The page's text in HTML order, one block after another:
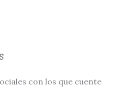
con los que cuente